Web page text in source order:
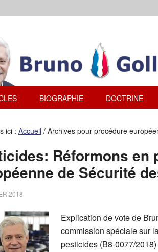
BIOGRAPHIE DOCTRINE
ici : Accueil / Archives pour procédure
Réformons en
de Sécurité
2018
Explication de vote de
commission spéciale sur
pesticides (B8-0077/